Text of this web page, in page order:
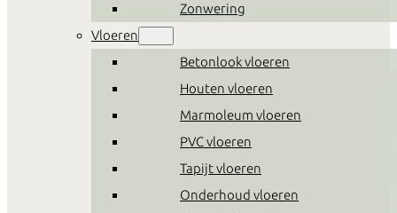
Zonwering
Vloeren
Betonlook vloeren
Houten vloeren
Marmoleum vloeren
PVC vloeren
Tapijt vloeren
Onderhoud vloeren